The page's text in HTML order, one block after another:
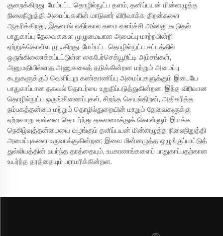
குறைக்கிறது. மேம்பட்ட தொழில்நுட்ப தளம், தனிப்பயன் மின்னழுத்த
நிலைநிறுத்தி அமைப்புகளின் மாடுலார் விரிவாக்க திறன்களை
ஆதரிக்கிறது, இதனால் எதிர்கால சுமை வளர்ச்சி அல்லது கூடுதல்
பாதுகாப்பு தேவைகளை முழுமையான அமைப்பு மாற்றமின்றி
ஏற்றுக்கொள்ள முடிகிறது. மேம்பட்ட தொழில்நுட்ப சட்டத்தில்
ஒருங்கிணைக்கப்பட்டுள்ள கைபேர்செக்யூரிட்டி அம்சங்கள்,
அனுமதியில்லாத அணுகலைத் தடுக்கின்றன மற்றும் அமைப்பு
கூறுகளுக்கும் வெளிப்புற கண்காணிப்பு அமைப்புகளுக்கும் இடையே
பாதுகாப்பான தகவல் தொடர்பை உறுதிப்படுத்துகின்றன. இந்த விரிவான
தொழில்நுட்ப ஒருங்கிணைப்புகள், சிறந்த செயல்திறன், அதிகரித்த
நம்பகத்தன்மை மற்றும் தொழில்துறையின் மாறும் தேவைகளுக்கு
ஏற்றவாறு தன்னை தொடர்ந்து தகவமைத்துக் கொள்ளும் இயக்க
நெகிழ்வுத்தன்மையை வழங்கும் தனிப்பயன் மின்னழுத்த நிலைநிறுத்தி
அமைப்புகளை உருவாக்குகின்றன; இவை மின்னழுத்த ஒழுங்குப்பாட்டுத்
துல்லியத்தின் உயர்ந்த தரத்தையும், உபகரணங்களைப் பாதுகாப்பதற்கான
உயர்ந்த தரத்தையும் பராமரிக்கின்றன.